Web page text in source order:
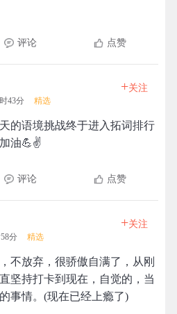
评论 点赞
43分 精选
+关注
的语境挑战终于进入拓词排行
油💪✌️
评论 点赞
分 精选
+关注
不放弃，很骄傲自满了，从刚
坚持打卡到现在，自觉的，当
事情。(现在已经上瘾了)